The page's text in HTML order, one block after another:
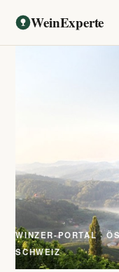
WeinExperte
WINZER-PORTAL ·
SCHWEIZ